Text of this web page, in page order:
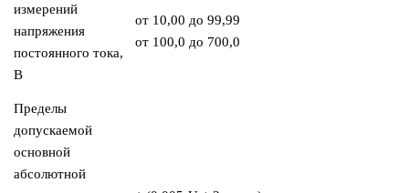
измерений
напряжения
постоянного тока,
В
от 10,00 до 99,99
от 100,0 до 700,0
Пределы
допускаемой
основной
абсолютной